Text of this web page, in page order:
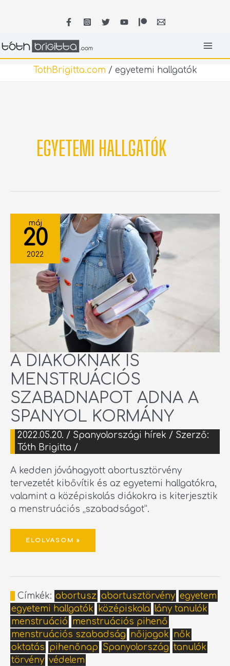
TothBrigitta.com / egyetemi hallgatók
EGYETEMI HALLGATÓK
máj
20
2022
A DIÁKOKNAK IS
MENSTRUÁCIÓS
SZABADNAPOT ADNA A
SPANYOL KORMÁNY
2022.05.20. / Spanyolországi hírek / Szerző:
Tóth Brigitta /
A kedden jóváhagyott abortusztörvény
tervezetét kibővítik és az egyetemi hallgatókra,
valamint a középiskolás diákokra is kiterjesztik
a menstruációs „szabadságot”.
A
DIÁKOKNAK
IS
MENSTRUÁCIÓS
SZABADNAPOT
ADNA
SPANYOL
KORMÁNY
ELOLVASOM »
Címkék: abortusz abortusztörvény egyetem
egyetemi hallgatók
középiskola lány tanulók
menstruáció menstruációs pihenő
menstruációs szabadság nőijogok nők
oktatás pihenőnap Spanyolország tanulók
törvény védelem